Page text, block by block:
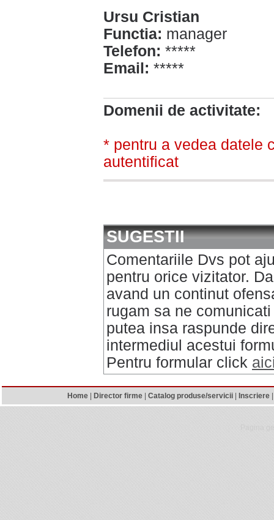
Ursu Cristian
Functia: manager
Telefon: *****
Email: *****
Domenii de activitate:
* pentru a vedea datele
autentificat
SUGESTII
Comentariile Dvs pot
pentru orice vizitator.
avand un continut
rugam sa ne
putea insa raspunde
intermediul acestui
Pentru formular click
Home Director firme Catalog produse/servicii Inscriere